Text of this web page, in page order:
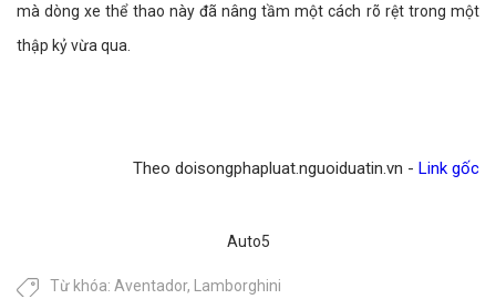
mà dòng xe thể thao này đã nâng tầm một cách rõ rệt trong một
thập kỷ vừa qua.
Theo doisongphapluat.nguoiduatin.vn - Link gốc
Auto5
Từ khóa: Aventador, Lamborghini